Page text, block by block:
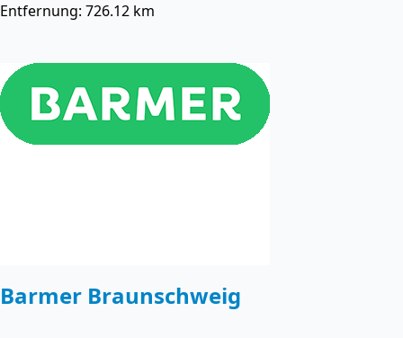
Entfernung: 726.12 km
Barmer Braunschweig